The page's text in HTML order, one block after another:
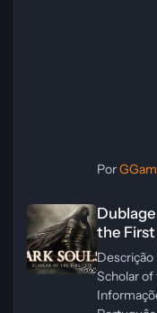
Por
the First
Descrição
Scholar of